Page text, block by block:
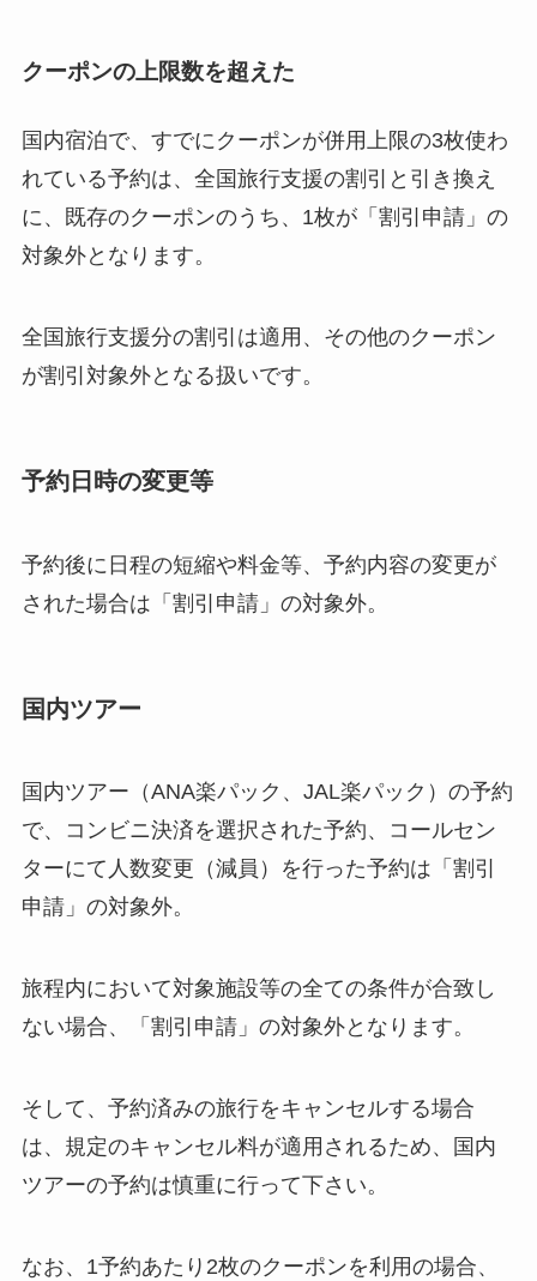
クーポンの上限数を超えた
国内宿泊で、すでにクーポンが併用上限の3枚使わ
れている予約は、全国旅行支援の割引と引き換え
に、既存のクーポンのうち、1枚が「割引申請」の
対象外となります。
全国旅行支援分の割引は適用、その他のクーポン
が割引対象外となる扱いです。
予約日時の変更等
予約後に日程の短縮や料金等、予約内容の変更が
された場合は「割引申請」の対象外。
国内ツアー
国内ツアー（ANA楽パック、JAL楽パック）の予約
で、コンビニ決済を選択された予約、コールセン
ターにて人数変更（減員）を行った予約は「割引
申請」の対象外。
旅程内において対象施設等の全ての条件が合致し
ない場合、「割引申請」の対象外となります。
そして、予約済みの旅行をキャンセルする場合
は、規定のキャンセル料が適用されるため、国内
ツアーの予約は慎重に行って下さい。
なお、1予約あたり2枚のクーポンを利用の場合、